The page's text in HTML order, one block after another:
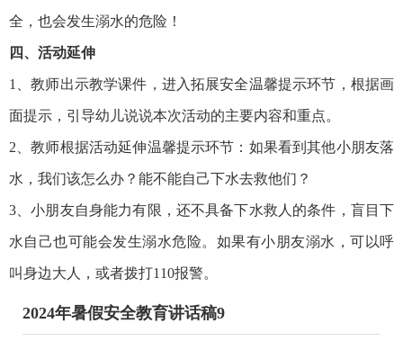
全，也会发生溺水的危险！
四、活动延伸
1、教师出示教学课件，进入拓展安全温馨提示环节，根据画
面提示，引导幼儿说说本次活动的主要内容和重点。
2、教师根据活动延伸温馨提示环节：如果看到其他小朋友落
水，我们该怎么办？能不能自己下水去救他们？
3、小朋友自身能力有限，还不具备下水救人的条件，盲目下
水自己也可能会发生溺水危险。如果有小朋友溺水，可以呼
叫身边大人，或者拨打110报警。
2024年暑假安全教育讲话稿9